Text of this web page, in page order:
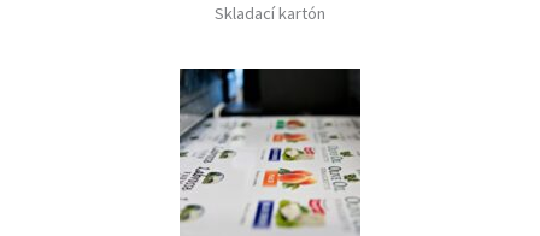
Skladací kartón